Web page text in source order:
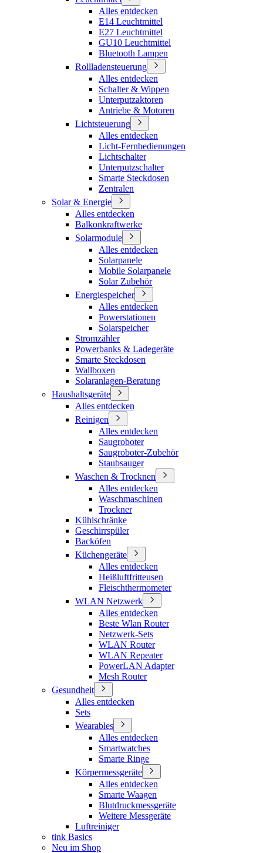
Alles entdecken
E14 Leuchtmittel
E27 Leuchtmittel
GU10 Leuchtmittel
Bluetooth Lampen
Rollladensteuerung
Alles entdecken
Schalter & Wippen
Unterputzaktoren
Antriebe & Motoren
Lichtsteuerung
Alles entdecken
Licht-Fernbedienungen
Lichtschalter
Unterputzschalter
Smarte Steckdosen
Zentralen
Solar & Energie
Alles entdecken
Balkonkraftwerke
Solarmodule
Alles entdecken
Solarpanele
Mobile Solarpanele
Solar Zubehör
Energiespeicher
Alles entdecken
Powerstationen
Solarspeicher
Stromzähler
Powerbanks & Ladegeräte
Smarte Steckdosen
Wallboxen
Solaranlagen-Beratung
Haushaltsgeräte
Alles entdecken
Reinigen
Alles entdecken
Saugroboter
Saugroboter-Zubehör
Staubsauger
Waschen & Trocknen
Alles entdecken
Waschmaschinen
Trockner
Kühlschränke
Geschirrspüler
Backöfen
Küchengeräte
Alles entdecken
Heißluftfritteusen
Fleischthermometer
WLAN Netzwerk
Alles entdecken
Beste Wlan Router
Netzwerk-Sets
WLAN Router
WLAN Repeater
PowerLAN Adapter
Mesh Router
Gesundheit
Alles entdecken
Sets
Wearables
Alles entdecken
Smartwatches
Smarte Ringe
Körpermessgeräte
Alles entdecken
Smarte Waagen
Blutdruckmessgeräte
Weitere Messgeräte
Luftreiniger
tink Basics
Neu im Shop